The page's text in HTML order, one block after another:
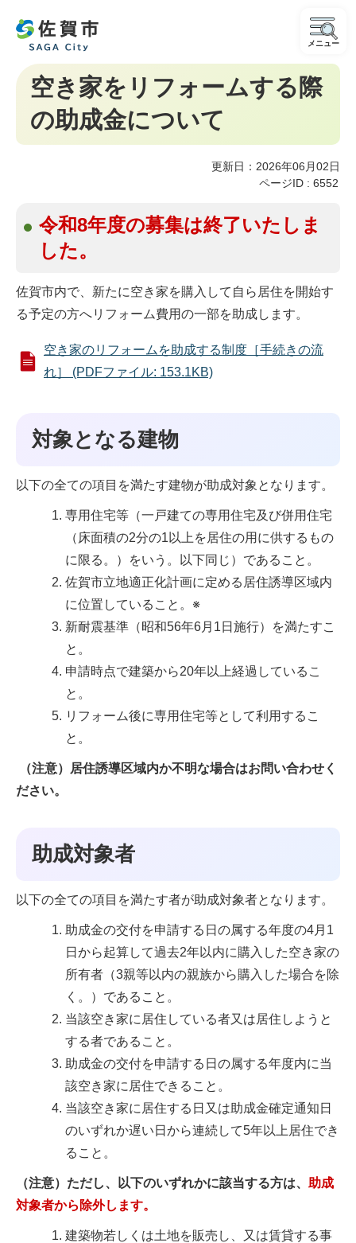
メニュー
空き家をリフォームする際
の助成金について
更新日：2026年06月02日
ページID : 6552
令和8年度の募集は終了いたしま
した。
佐賀市内で、新たに空き家を購入して自ら居住を開始す
る予定の方へリフォーム費用の一部を助成します。
空き家のリフォームを助成する制度［手続きの流
れ］ (PDFファイル: 153.1KB)
対象となる建物
以下の全ての項目を満たす建物が助成対象となります。
専用住宅等（一戸建ての専用住宅及び併用住宅
（床面積の2分の1以上を居住の用に供するもの
に限る。）をいう。以下同じ）であること。
佐賀市立地適正化計画に定める居住誘導区域内
に位置していること。※
新耐震基準（昭和56年6月1日施行）を満たすこ
と。
申請時点で建築から20年以上経過しているこ
と。
リフォーム後に専用住宅等として利用するこ
と。
（注意）居住誘導区域内か不明な場合はお問い合わせく
ださい。
助成対象者
以下の全ての項目を満たす者が助成対象者となります。
助成金の交付を申請する日の属する年度の4月1
日から起算して過去2年以内に購入した空き家の
所有者（3親等以内の親族から購入した場合を除
く。）であること。
当該空き家に居住している者又は居住しようと
する者であること。
助成金の交付を申請する日の属する年度内に当
該空き家に居住できること。
当該空き家に居住する日又は助成金確定通知日
のいずれか遅い日から連続して5年以上居住でき
ること。
（注意）ただし、以下のいずれかに該当する方は、 助成
対象者から除外します。
建築物若しくは土地を販売し、又は賃貸する事